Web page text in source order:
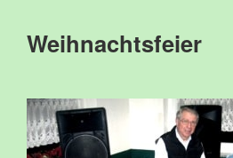
Weihnachtsfeier